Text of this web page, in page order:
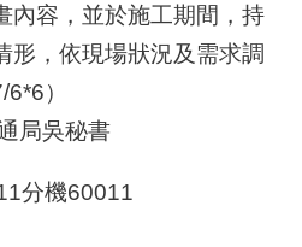
內容，並於施工期間，持
形，依現場狀況及需求調
）
局吳秘書
分機60011